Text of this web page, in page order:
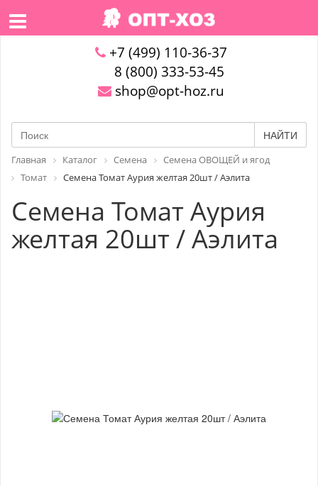
+7 (499) 110-36-37
8 (800) 333-53-45
shop@opt-hoz.ru
НАЙТИ
Главная Каталог Семена
Семена ОВОЩЕЙ и ягод
Томат
Семена Томат Аурия желтая 20шт / Аэлита
Семена Томат Аурия
желтая 20шт / Аэлита